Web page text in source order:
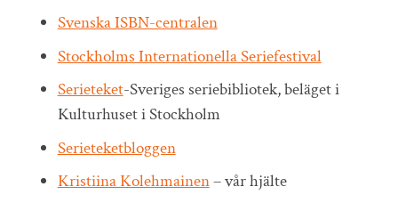
Svenska ISBN-centralen
Stockholms Internationella Seriefestival
Serieteket-Sveriges seriebibliotek, beläget i
Kulturhuset i Stockholm
Serieteketbloggen
Kristiina Kolehmainen– vår hjälte